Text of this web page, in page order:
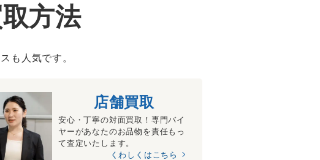
方法
も人気です。
店舗買取
安心・丁寧の対面買取！専門バイ
ヤーがあなたのお品物を責任もっ
て査定いたします。
くわしくはこちら